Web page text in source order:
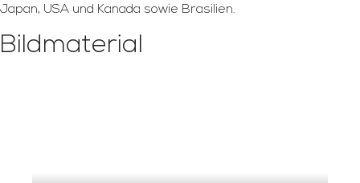
Japan, USA und Kanada sowie Brasilien.
Bildmaterial